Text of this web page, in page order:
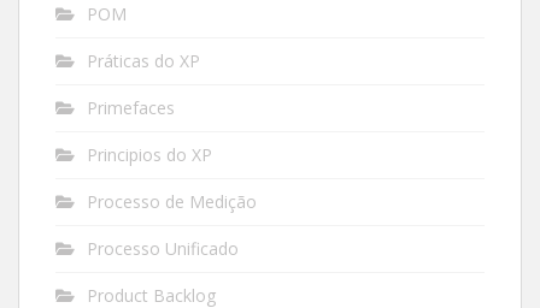
POM
Práticas do XP
Primefaces
Principios do XP
Processo de Medição
Processo Unificado
Product Backlog